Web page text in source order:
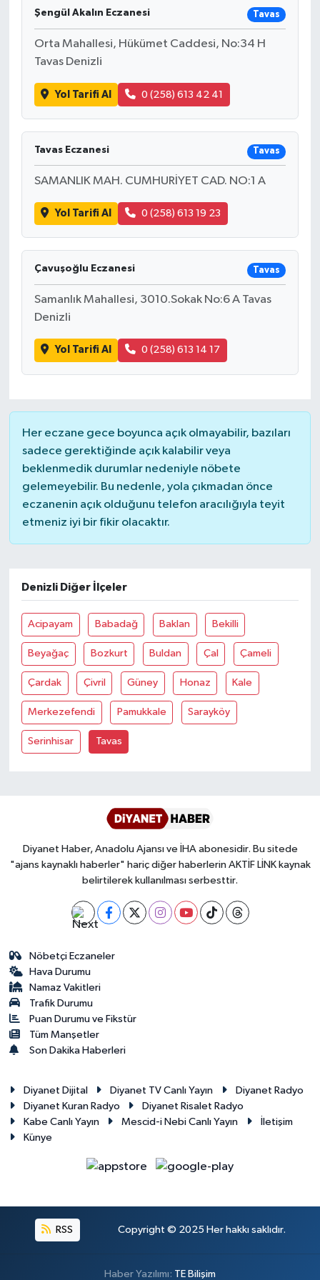
Şengül Akalın Eczanesi Tavas
Orta Mahallesi, Hükümet Caddesi, No:34 H
Tavas Denizli
Yol Tarifi Al 0 (258) 613 42 41
Tavas Eczanesi Tavas
SAMANLIK MAH. CUMHURİYET CAD. NO:1 A
Yol Tarifi Al 0 (258) 613 19 23
Çavuşoğlu Eczanesi Tavas
Samanlık Mahallesi, 3010.Sokak No:6 A Tavas
Denizli
Yol Tarifi Al 0 (258) 613 14 17
Her eczane gece boyunca açık olmayabilir, bazıları
sadece gerektiğinde açık kalabilir veya
beklenmedik durumlar nedeniyle nöbete
gelemeyebilir. Bu nedenle, yola çıkmadan önce
eczanenin açık olduğunu telefon aracılığıyla teyit
etmeniz iyi bir fikir olacaktır.
Denizli Diğer İlçeler
Acipayam Babadağ Baklan Bekilli
Beyağaç Bozkurt Buldan Çal Çameli
Çardak Çivril Güney Honaz Kale
Merkezefendi Pamukkale Sarayköy
Serinhisar Tavas
Diyanet Haber, Anadolu Ajansı ve İHA abonesidir. Bu sitede
"ajans kaynaklı haberler" hariç diğer haberlerin AKTİF LİNK kaynak
belirtilerek kullanılması serbesttir.
Nöbetçi Eczaneler
Hava Durumu
Namaz Vakitleri
Trafik Durumu
Puan Durumu ve Fikstür
Tüm Manşetler
Son Dakika Haberleri
Diyanet Dijital Diyanet TV Canlı Yayın
Diyanet Radyo
Diyanet Kuran Radyo
Diyanet Risalet Radyo
Kabe Canlı Yayın
Mescid-i Nebi Canlı Yayın
İletişim
Künye
RSS Copyright © 2025 Her hakkı saklıdır.
Haber Yazılımı: TE Bilişim
Artvin Müftülüğü
Aydın Müftülüğü
Balıkesir Müftülüğü
Batman Müftülüğü
Bingöl Müftülüğü
Bitlis Müftülüğü
Burdur Müftülüğü
Bursa Müftülüğü
Çanakkale Müftülüğü
Diyarbakır Müftülüğü
Düzce Müftülüğü
Edirne Müftülüğü
Elazığ Müftülüğü
Erzurum Müftülüğü
Eskişehir Müftülüğü
Gaziantep Müftülüğü
Gümüşhane Müftülüğü
Hakkari Müftülüğü
Hatay Müftülüğü
Isparta Müftülüğü
Kahramanmaraş Müftülüğü
Kurban
Mukabele
Peygamberimizin Hayatı
Sahabeler
DİYANET AKADEMİ
DİYANET GENÇLİK
DİYANET RADYO/TV
Dünya
Aile
Sağlık
Duyurular
Podcast
İhtida Haberleri
YAŞAM